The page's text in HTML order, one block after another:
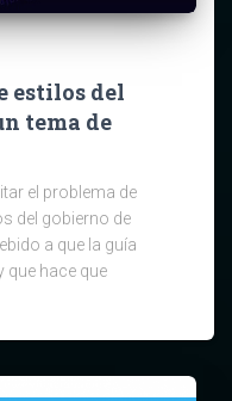
estilos del
tema de
el problema de
del gobierno de
a que la guía
que hace que